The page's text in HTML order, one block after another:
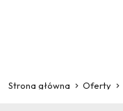
Strona główna Oferty